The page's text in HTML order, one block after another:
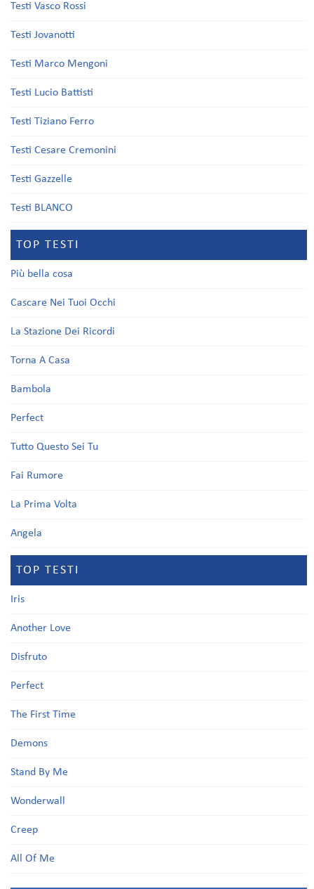
Testi Vasco Rossi
Testi Jovanotti
Testi Marco Mengoni
Testi Lucio Battisti
Testi Tiziano Ferro
Testi Cesare Cremonini
Testi Gazzelle
Testi BLANCO
TOP TESTI
Più bella cosa
Cascare Nei Tuoi Occhi
La Stazione Dei Ricordi
Torna A Casa
Bambola
Perfect
Tutto Questo Sei Tu
Fai Rumore
La Prima Volta
Angela
TOP TESTI
Iris
Another Love
Disfruto
Perfect
The First Time
Demons
Stand By Me
Wonderwall
Creep
All Of Me